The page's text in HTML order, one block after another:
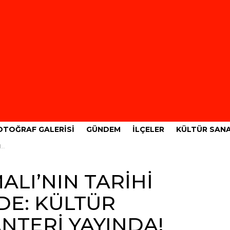
GALERISI GÜNDEM İLÇELER KÜLTÜR
TARİHİ
KÜLTÜR
YAYINDA!